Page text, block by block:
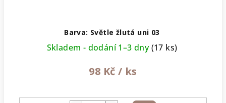
Barva: Světle žlutá uni 03
Skladem - dodání 1–3 dny(17 ks)
98 Kč / ks